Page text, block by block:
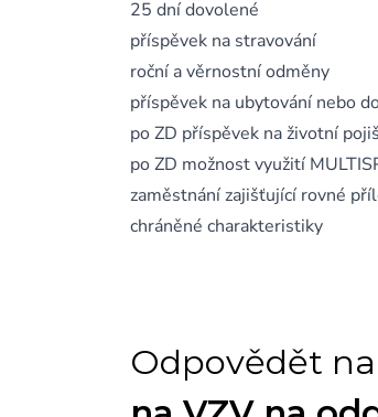
25 dní dovolené
příspěvek na stravování
roční a věrnostní odměny
příspěvek na ubytování nebo
po ZD příspěvek na životní
po ZD možnost využití
zaměstnání zajišťující rovné
chráněné charakteristiky